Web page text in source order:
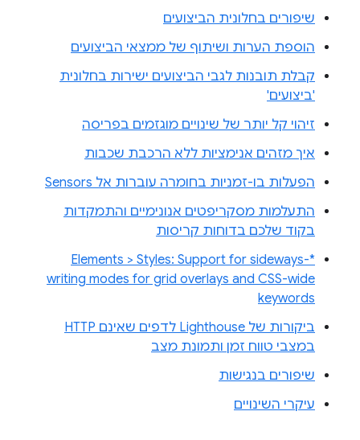
שיפורים בחלונית הביצועים
הוספת הערות ושיתוף של ממצאי הביצועים
קבלת תובנות לגבי הביצועים ישירות בחלונית
'ביצועים'
זיהוי קל יותר של שינויים מוגזמים בפריסה
איך מזהים אנימציות ללא הרכבת שכבות
הפעלות בו-זמניות בחומרה עוברות אל Sensors
התעלמות מסקריפטים אנונימיים והתמקדות
בקוד שלכם בדוחות קריסות
Elements > Styles: Support for sideways-*
writing modes for grid overlays and CSS-wide
keywords
ביקורות של Lighthouse לדפים שאינם HTTP
במצבי טווח זמן ותמונת מצב
שיפורים בנגישות
עיקרי השינויים